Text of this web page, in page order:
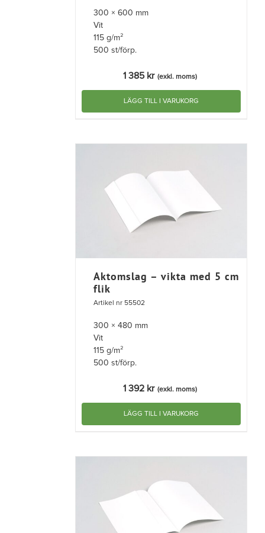
300 × 600 mm
Vit
115 g/m²
500 st/förp.
1 385 kr (exkl. moms)
LÄGG TILL I VARUKORG
Aktomslag – vikta med 5 cm
flik
Artikel nr 55502
300 × 480 mm
Vit
115 g/m²
500 st/förp.
1 392 kr (exkl. moms)
LÄGG TILL I VARUKORG